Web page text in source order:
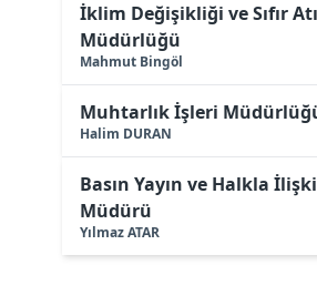
İklim Değişikliği ve Sıfır
Müdürlüğü
Mahmut Bingöl
Muhtarlık İşleri
Halim DURAN
Basın Yayın ve Halkla
Müdürü
Yılmaz ATAR